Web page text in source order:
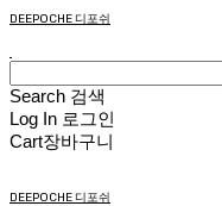
DEEPOCHE 디포쉬
Search 검색
Log In 로그인
Cart장바구니
DEEPOCHE 디포쉬